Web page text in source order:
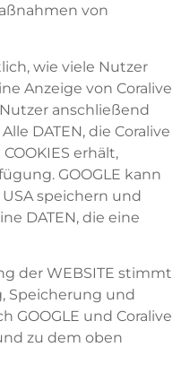
von
wie viele Nutzer
Anzeige von Coralive
anschließend
DATEN, die Coralive
erhält,
GOOGLE kann
speichern und
DATEN, die eine
der WEBSITE stimmt
Speicherung und
GOOGLE und Coralive
zu dem oben